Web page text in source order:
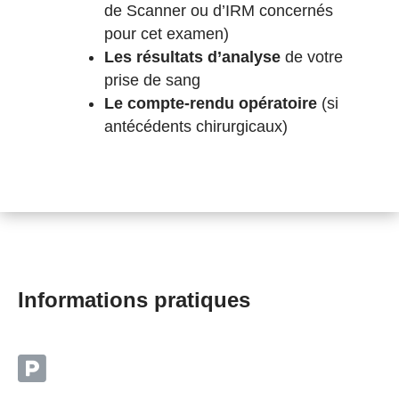
de Scanner ou d’IRM concernés
pour cet examen)
Les résultats d’analyse de votre
prise de sang
Le compte-rendu opératoire (si
antécédents chirurgicaux)
Informations pratiques
